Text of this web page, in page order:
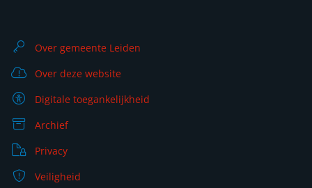
Over gemeente Leiden
Over deze website
Digitale toegankelijkheid
Archief
Privacy
Veiligheid